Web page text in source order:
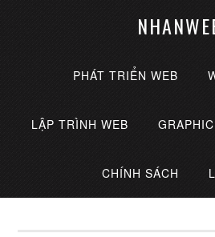
PHÁT TRIỂN WEB
LẬP TRÌNH WEB
CHÍNH SÁCH